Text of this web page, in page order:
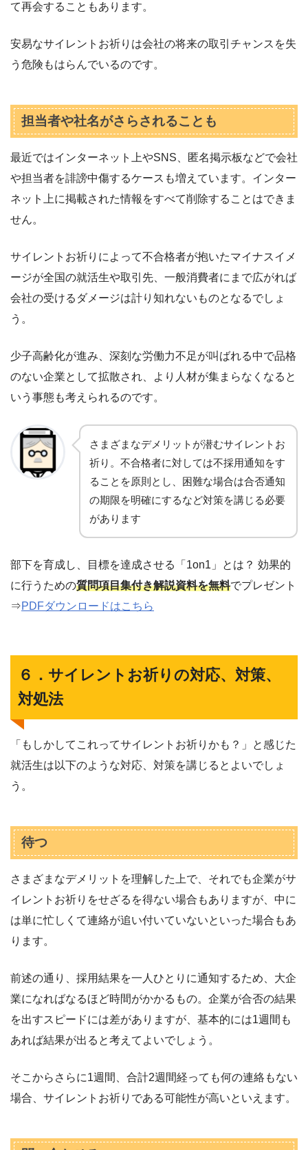
て再会することもあります。
安易なサイレントお祈りは会社の将来の取引チャンスを失
う危険もはらんでいるのです。
担当者や社名がさらされることも
最近ではインターネット上やSNS、匿名掲示板などで会社
や担当者を誹謗中傷するケースも増えています。インター
ネット上に掲載された情報をすべて削除することはできま
せん。
サイレントお祈りによって不合格者が抱いたマイナスイメ
ージが全国の就活生や取引先、一般消費者にまで広がれば
会社の受けるダメージは計り知れないものとなるでしょ
う。
少子高齢化が進み、深刻な労働力不足が叫ばれる中で品格
のない企業として拡散され、より人材が集まらなくなると
いう事態も考えられるのです。
さまざまなデメリットが潜むサイレントお
祈り。不合格者に対しては不採用通知をす
ることを原則とし、困難な場合は合否通知
の期限を明確にするなど対策を講じる必要
があります
部下を育成し、目標を達成させる「1on1」とは？ 効果的
に行うための質問項目集付き解説資料を無料でプレゼント
⇒PDFダウンロードはこちら
６．サイレントお祈りの対応、対策、
対処法
「もしかしてこれってサイレントお祈りかも？」と感じた
就活生は以下のような対応、対策を講じるとよいでしょ
う。
待つ
さまざまなデメリットを理解した上で、それでも企業がサ
イレントお祈りをせざるを得ない場合もありますが、中に
は単に忙しくて連絡が追い付いていないといった場合もあ
ります。
前述の通り、採用結果を一人ひとりに通知するため、大企
業になればなるほど時間がかかるもの。企業が合否の結果
を出すスピードには差がありますが、基本的には1週間も
あれば結果が出ると考えてよいでしょう。
そこからさらに1週間、合計2週間経っても何の連絡もない
場合、サイレントお祈りである可能性が高いといえます。